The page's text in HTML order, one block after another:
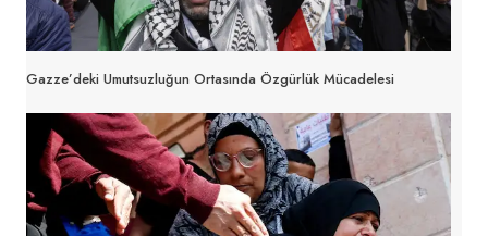
Gazze’deki Umutsuzluğun Ortasında Özgürlük Mücadelesi